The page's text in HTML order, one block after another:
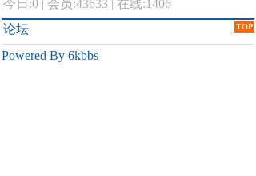
今日:0 | 会员:43633 | 在线:1406
TOP
论坛
Powered By 6kbbs